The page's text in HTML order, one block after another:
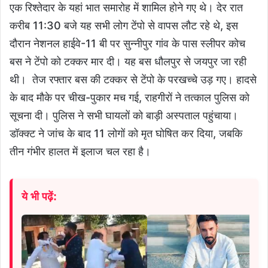
एक रिश्तेदार के यहां भात समारोह में शामिल होने गए थे। देर रात
करीब 11:30 बजे यह सभी लोग टेंपो से वापस लौट रहे थे, इस
दौरान नेशनल हाईवे-11 बी पर सुन्नीपुर गांव के पास स्लीपर कोच
बस ने टेंपो को टक्कर मार दी। यह बस धौलपुर से जयपुर जा रही
थी। तेज रफ्तार बस की टक्कर से टेंपो के परखच्चे उड़ गए। हादसे
के बाद मौके पर चीख-पुकार मच गई, राहगीरों ने तत्काल पुलिस को
सूचना दी। पुलिस ने सभी घायलों को बाड़ी अस्पताल पहुंचाया।
डॉक्क्ट ने जांच के बाद 11 लोगों को मृत घोषित कर दिया, जबकि
तीन गंभीर हालत में इलाज चल रहा है।
ये भी पढ़ें: